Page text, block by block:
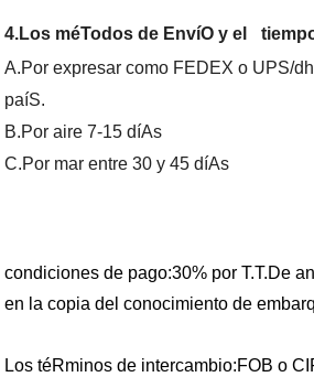
4.Los méTodos de EnvíO y el
A.Por expresar como FEDEX o UPS/
paíS.
B.Por aire 7-15 díAs
C.Por mar entre 30 y 45 díAs
condiciones de pago:30% por T.T.De
en la copia del conocimiento de
Los téRminos de intercambio:FOB o